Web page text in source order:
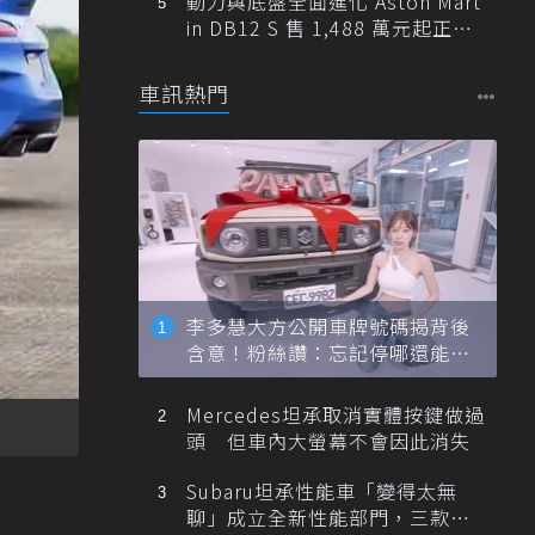
in DB12 S 售 1,488 萬元起正式
車訊熱門
李多慧大方公開車牌號碼揭背後
含意！粉絲讚：忘記停哪還能幫
忙找車
Mercedes坦承取消實體按鍵做過
頭 但車內大螢幕不會因此消失
Subaru坦承性能車「變得太無
聊」成立全新性能部門，三款手